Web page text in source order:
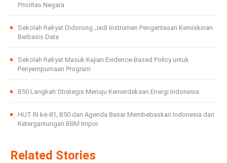
Prioritas Negara
Sekolah Rakyat Didorong Jadi Instrumen Pengentasan Kemiskinan
Berbasis Data
Sekolah Rakyat Masuk Kajian Evidence-Based Policy untuk
Penyempurnaan Program
B50 Langkah Strategis Menuju Kemerdekaan Energi Indonesia
HUT RI ke-81, B50 dan Agenda Besar Membebaskan Indonesia dari
Ketergantungan BBM Impor
Related Stories